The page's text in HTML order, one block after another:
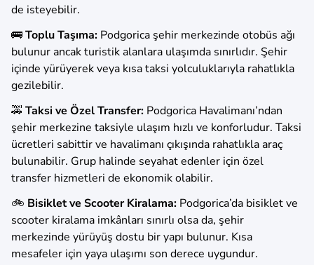
de isteyebilir.
🚌Toplu Taşıma: Podgorica şehir merkezinde otobüs ağı
bulunur ancak turistik alanlara ulaşımda sınırlıdır. Şehir
içinde yürüyerek veya kısa taksi yolculuklarıyla rahatlıkla
gezilebilir.
🚕 Taksi ve Özel Transfer: Podgorica Havalimanı’ndan
şehir merkezine taksiyle ulaşım hızlı ve konforludur. Taksi
ücretleri sabittir ve havalimanı çıkışında rahatlıkla araç
bulunabilir. Grup halinde seyahat edenler için özel
transfer hizmetleri de ekonomik olabilir.
🚲 Bisiklet ve Scooter Kiralama: Podgorica’da bisiklet ve
scooter kiralama imkânları sınırlı olsa da, şehir
merkezinde yürüyüş dostu bir yapı bulunur. Kısa
mesafeler için yaya ulaşımı son derece uygundur.